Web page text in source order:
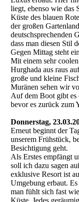
liegt, ebenso wie das
Küste des blauen
der großen
deutschsprechenden
dass man diesen Stil
Gegen Mittag steht
Mit einem sehr
Hurghada aus raus
große und kleine
Muränen sehen wir
Auf dem Boot gibt es
bevor es zurück zum
Donnerstag,
Erneut beginnt der
unserem Frühstück,
Besichtigung geht.
Als Erstes empfängt
soll ich dazu sagen
exklusive Resort ist
Umgebung erbaut.
man fühlt sich fast